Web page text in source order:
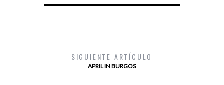
SIGUIENTE ARTÍCULO
APRIL IN BURGOS